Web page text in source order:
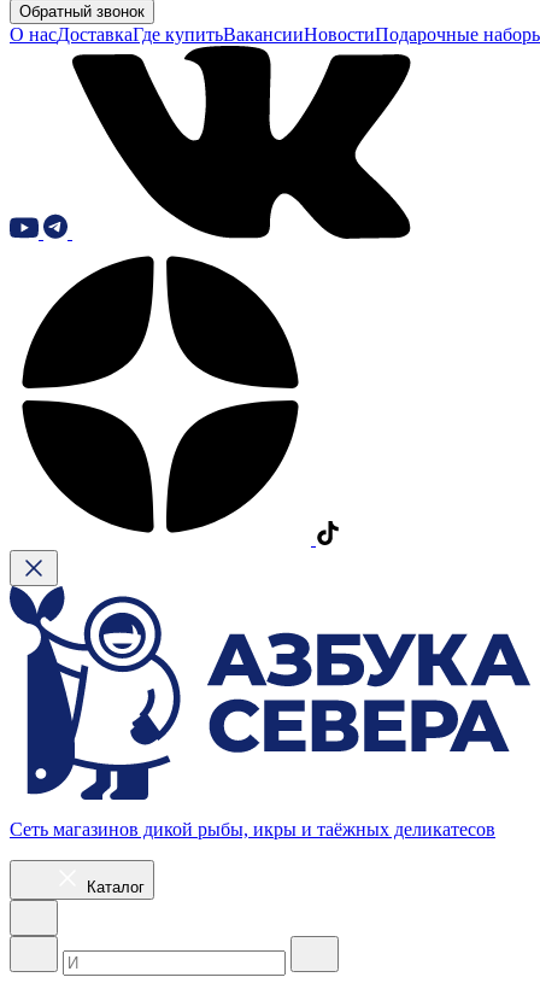
Обратный звонок
О насДоставкаГде купитьВакансииНовостиПодарочные
Сеть магазинов дикой рыбы, икры и таёжных деликатесов
Каталог